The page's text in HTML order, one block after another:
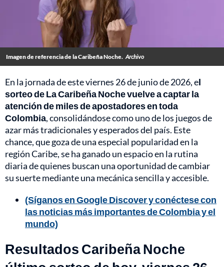
Imagen de referencia de la Caribeña Noche. Archivo
En la jornada de este viernes 26 de junio de 2026, el
sorteo de La Caribeña Noche vuelve a captar la
atención de miles de apostadores en toda
Colombia, consolidándose como uno de los juegos de
azar más tradicionales y esperados del país. Este
chance, que goza de una especial popularidad en la
región Caribe, se ha ganado un espacio en la rutina
diaria de quienes buscan una oportunidad de cambiar
su suerte mediante una mecánica sencilla y accesible.
(Síganos en Google Discover y conéctese con
las noticias más importantes de Colombia y el
mundo)
Resultados Caribeña Noche